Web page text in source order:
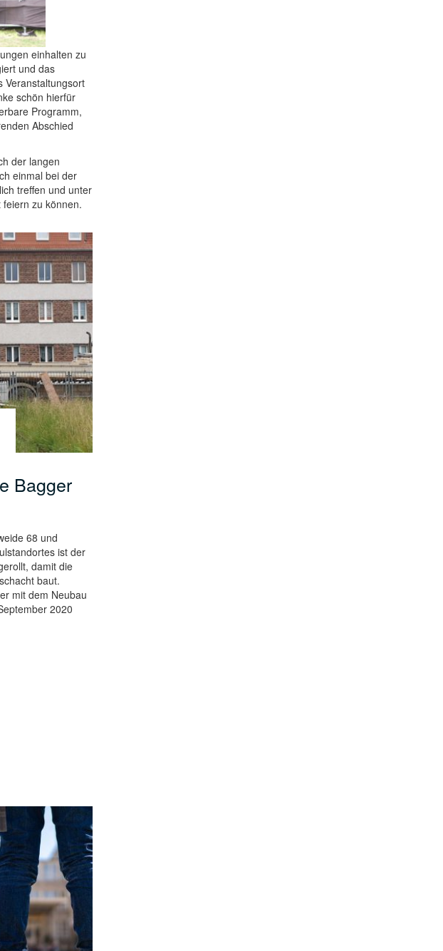
einhalten zu
und das
Veranstaltungsort
schön hierfür
Programm,
Abschied
der langen
einmal bei der
treffen und unter
zu können.
Bagger
68 und
ist der
damit die
baut.
mit dem Neubau
2020